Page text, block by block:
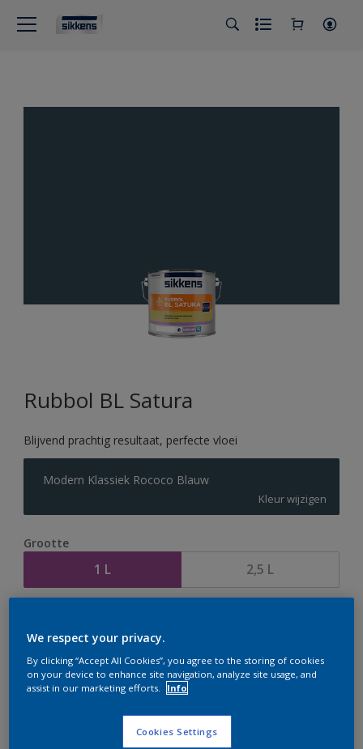
Rubbol BL Satura
Blijvend prachtig resultaat, perfecte vloei
Modern Klassiek Rococo Blauw
Kleur wijzigen
Grootte
1 L 2,5 L
er hard aan om de voorraad aan te vullen.
We respect your privacy.
By clicking “Accept All Cookies”, you agree to the storing of cookies
on your device to enhance site navigation, analyze site usage, and
assist in our marketing efforts.
Info
Cookies Settings